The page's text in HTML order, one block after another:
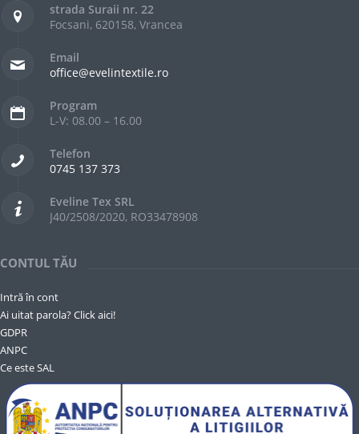
strada Suraii nr. 22
Focsani, 620158, Vrancea
Email
office@evelintextile.ro
Program
L-V: 08.00 – 16.00
Telefon
0745 137 373
Eveline Tex SRL
J40/2508/2020, RO33478908
CONTUL TĂU
Intră în cont
Ai uitat parola? Click aici!
GDPR
ANPC
Ce este SAL